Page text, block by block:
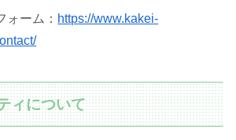
ォーム：​ https://www.kakei-
ィについて